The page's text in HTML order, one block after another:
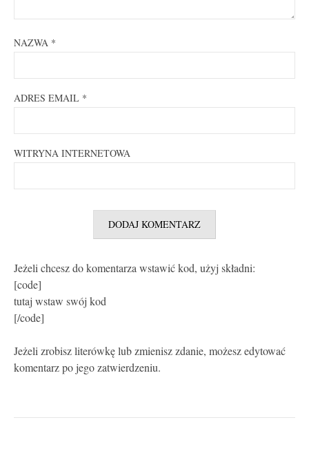
NAZWA *
ADRES EMAIL *
WITRYNA INTERNETOWA
Jeżeli chcesz do komentarza wstawić kod, użyj składni:
[code]
tutaj wstaw swój kod
[/code]
Jeżeli zrobisz literówkę lub zmienisz zdanie, możesz edytować
komentarz po jego zatwierdzeniu.